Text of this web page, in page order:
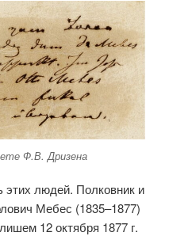
Ф.В. Дризена
этих людей. Полковник и
Мебес (1835–1877)
12 октября 1877 г.